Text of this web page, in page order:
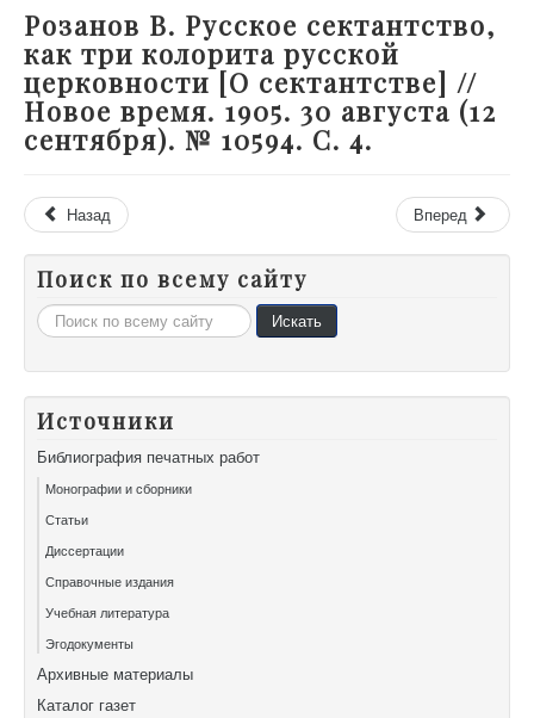
Розанов В. Русское сектантство,
как три колорита русской
церковности [О сектантстве] //
Новое время. 1905. 30 августа (12
сентября). № 10594. С. 4.
Назад Вперед
Поиск по всему сайту
Искать... Искать
Источники
Библиография печатных работ
Монографии и сборники
Статьи
Диссертации
Справочные издания
Учебная литература
Эгодокументы
Архивные материалы
Каталог газет